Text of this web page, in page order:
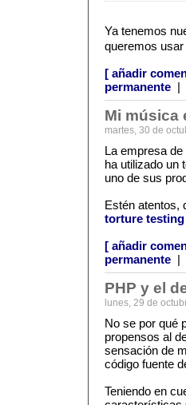
Ya tenemos
queremos usar
[ añadir
permanente |
Mi música
martes, 30 de
La empresa
ha utilizado un
uno de sus
Estén atentos,
torture testing
[ añadir
permanente |
PHP y el
lunes, 29 de
No se por qué
propensos al
sensación de
código fuente
Teniendo en